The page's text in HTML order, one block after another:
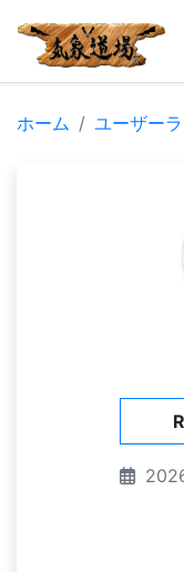
ホーム ユーザー